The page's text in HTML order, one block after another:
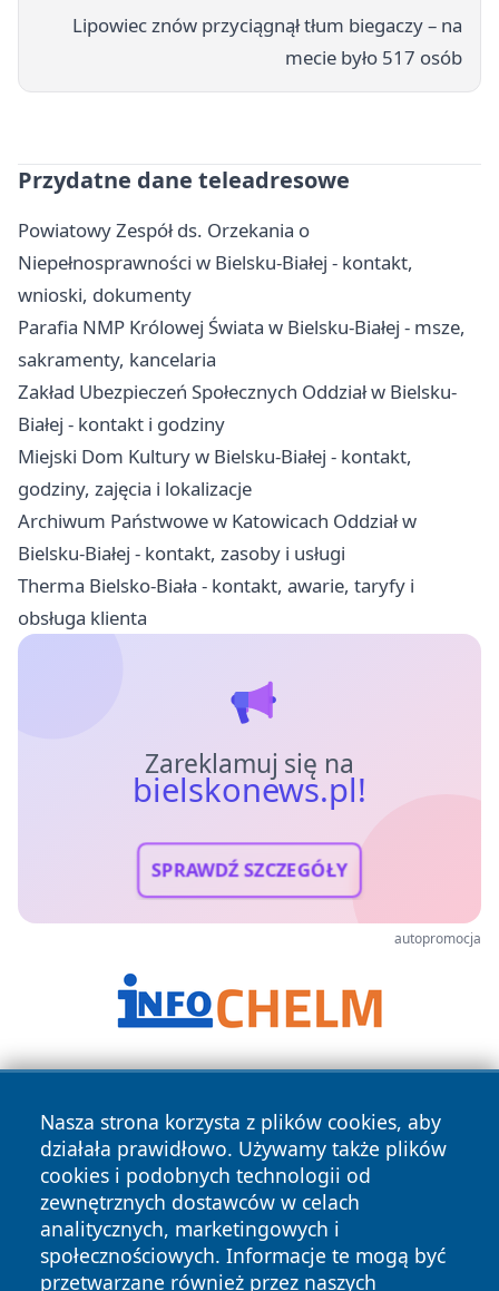
Lipowiec znów przyciągnął tłum biegaczy – na
mecie było 517 osób
Przydatne dane teleadresowe
Powiatowy Zespół ds. Orzekania o
Niepełnosprawności w Bielsku-Białej - kontakt,
wnioski, dokumenty
Parafia NMP Królowej Świata w Bielsku-Białej - msze,
sakramenty, kancelaria
Zakład Ubezpieczeń Społecznych Oddział w Bielsku-
Białej - kontakt i godziny
Miejski Dom Kultury w Bielsku-Białej - kontakt,
godziny, zajęcia i lokalizacje
Archiwum Państwowe w Katowicach Oddział w
Bielsku-Białej - kontakt, zasoby i usługi
Therma Bielsko-Biała - kontakt, awarie, taryfy i
obsługa klienta
Zareklamuj się na
bielskonews.pl!
SPRAWDŹ SZCZEGÓŁY
autopromocja
Nasza strona korzysta z plików cookies, aby
działała prawidłowo. Używamy także plików
cookies i podobnych technologii od
zewnętrznych dostawców w celach
analitycznych, marketingowych i
społecznościowych. Informacje te mogą być
przetwarzane również przez naszych
Copyright © 2026 bielskonews.pl Wszystkie prawa
zastrzeżone.